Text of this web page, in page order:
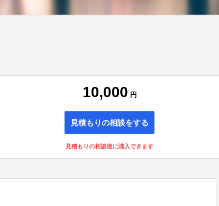
10,000 円
見積もりの相談をする
見積もりの相談後に購入できます